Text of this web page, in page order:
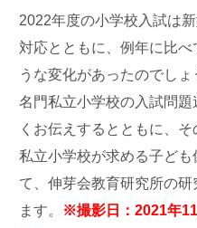
2022年度の小学校入試は
対応とともに、例年に比
うな変化があったのでしょ
名門私立小学校の入試問
くお伝えするとともに、
私立小学校が求める子ど
て、伸芽会教育研究所の
ます。
※撮影日：2021年